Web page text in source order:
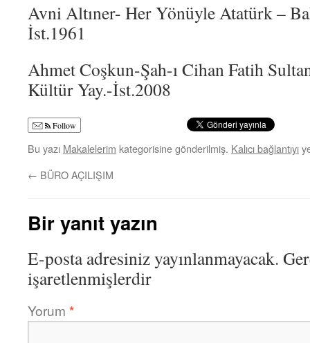
Avni Altıner- Her Yönüyle Atatürk –
İst.1961
Ahmet Coşkun-Şah-ı Cihan Fatih
Kültür Yay.-İst.2008
Follow
Bu yazı Makalelerim kategorisine gönderilmiş. Kalıcı bağlantıyı
← BÜRO AÇILIŞIM
Bir yanıt yazın
E-posta adresiniz yayınlanmayacak.
işaretlenmişlerdir
Yorum *